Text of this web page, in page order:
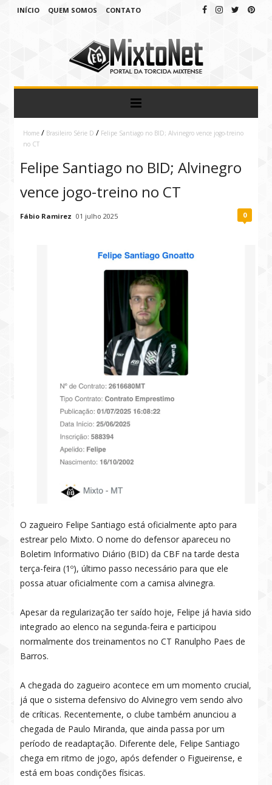
INÍCIO QUEM SOMOS CONTATO
Home / Brasileiro Série D / Felipe Santiago no BID; Alvinegro vence jogo-treino
no CT
Felipe Santiago no BID; Alvinegro
vence jogo-treino no CT
Fábio Ramirez 01 julho 2025 0
O zagueiro Felipe Santiago está oficialmente apto para
estrear pelo Mixto. O nome do defensor apareceu no
Boletim Informativo Diário (BID) da CBF na tarde desta
terça-feira (1º), último passo necessário para que ele
possa atuar oficialmente com a camisa alvinegra.
Apesar da regularização ter saído hoje, Felipe já havia sido
integrado ao elenco na segunda-feira e participou
normalmente dos treinamentos no CT Ranulpho Paes de
Barros.
A chegada do zagueiro acontece em um momento crucial,
já que o sistema defensivo do Alvinegro vem sendo alvo
de críticas. Recentemente, o clube também anunciou a
chegada de Paulo Miranda, que ainda passa por um
período de readaptação. Diferente dele, Felipe Santiago
chega em ritmo de jogo, após defender o Figueirense, e
está em boas condições físicas.